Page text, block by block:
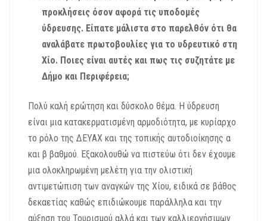
προκλήσεις όσον αφορά τις υποδομές
ύδρευσης. Είπατε μάλιστα στο παρελθόν ότι θα
αναλάβατε πρωτοβουλίες για το υδρευτικό στη
Χίο. Ποιες είναι αυτές και πως τις συζητάτε με
Δήμο και Περιφέρεια;
Πολύ καλή ερώτηση και δύσκολο θέμα. Η ύδρευση
είναι μια κατακερματισμένη αρμοδιότητα, με κυρίαρχο
το ρόλο της ΔΕΥΑΧ και της τοπικής αυτοδιοίκησης α
και β βαθμού. Εξακολουθώ να πιστεύω ότι δεν έχουμε
μια ολοκληρωμένη μελέτη για την ολιστική
αντιμετώπιση των αναγκών της Χίου, ειδικά σε βάθος
δεκαετίας καθώς επιδιώκουμε παράλληλα και την
αύξηση του Τουρισμού αλλά και των καλλιεργήσιμων